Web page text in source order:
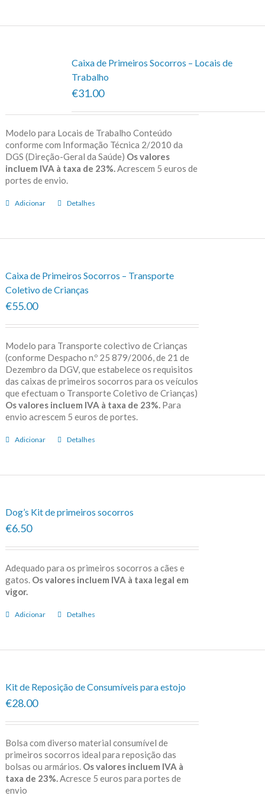
Caixa de Primeiros Socorros – Locais de
Trabalho
€31.00
Modelo para Locais de Trabalho Conteúdo
conforme com Informação Técnica 2/2010 da
DGS (Direção-Geral da Saúde) Os valores
incluem IVA à taxa de 23%. Acrescem 5 euros de
portes de envio.
Adicionar Detalhes
Caixa de Primeiros Socorros – Transporte
Coletivo de Crianças
€55.00
Modelo para Transporte colectivo de Crianças
(conforme Despacho n.º 25 879/2006, de 21 de
Dezembro da DGV, que estabelece os requisitos
das caixas de primeiros socorros para os veículos
que efectuam o Transporte Coletivo de Crianças)
Os valores incluem IVA à taxa de 23%. Para
envio acrescem 5 euros de portes.
Adicionar Detalhes
Dog’s Kit de primeiros socorros
€6.50
Adequado para os primeiros socorros a cães e
gatos. Os valores incluem IVA à taxa legal em
vigor.
Adicionar Detalhes
Kit de Reposição de Consumíveis para estojo
€28.00
Bolsa com diverso material consumível de
primeiros socorros ideal para reposição das
bolsas ou armários. Os valores incluem IVA à
taxa de 23%. Acresce 5 euros para portes de
envio